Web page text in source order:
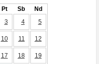
Pt Sb
Nd
3 4 5
10 11 12
17 18 19